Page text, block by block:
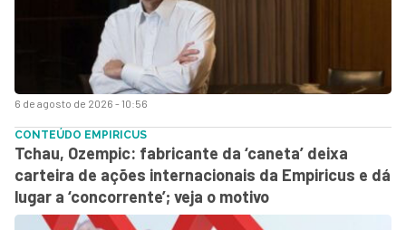
6 de agosto de 2026 - 10:56
CONTEÚDO EMPIRICUS
Tchau, Ozempic: fabricante da ‘caneta’ deixa
carteira de ações internacionais da Empiricus e dá
lugar a ‘concorrente’; veja o motivo